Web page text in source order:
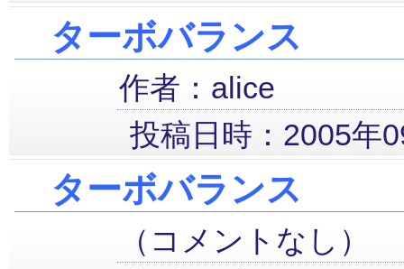
ターボバランス
作者：alice
投稿日時：2005年
ターボバランス
（コメントなし）